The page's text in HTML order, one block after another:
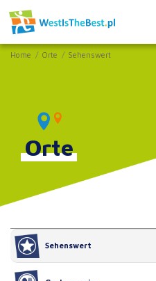
Home Orte Sehenswert
Orte
Sehenswert